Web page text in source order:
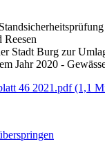
Reesen
Stadt Burg zur
Jahr 2020 -
46 2021.pdf(1,1